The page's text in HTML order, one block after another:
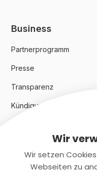
Business
Partnerprogramm
Presse
Transparenz
Kündigungsindex 2024
Rechtliches
Wir
Wir setzen
Webseiten zu